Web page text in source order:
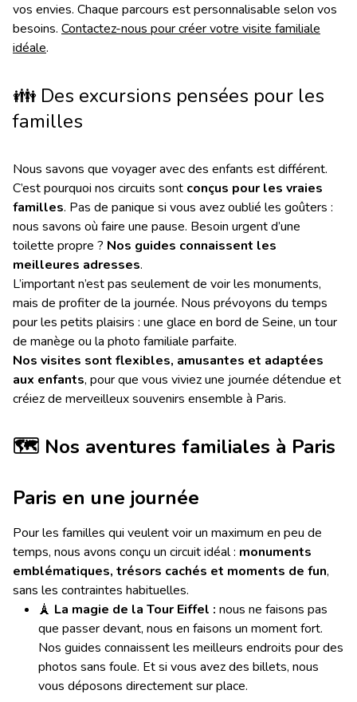
vos envies. Chaque parcours est personnalisable selon vos
besoins. Contactez-nous pour créer votre visite familiale
idéale.
👪Des excursions pensées pour les
familles
Nous savons que voyager avec des enfants est différent.
C’est pourquoi nos circuits sont conçus pour les vraies
familles. Pas de panique si vous avez oublié les goûters :
nous savons où faire une pause. Besoin urgent d’une
toilette propre ? Nos guides connaissent les
meilleures adresses.
L’important n’est pas seulement de voir les monuments,
mais de profiter de la journée. Nous prévoyons du temps
pour les petits plaisirs : une glace en bord de Seine, un tour
de manège ou la photo familiale parfaite.
Nos visites sont flexibles, amusantes et adaptées
aux enfants, pour que vous viviez une journée détendue et
créiez de merveilleux souvenirs ensemble à Paris.
🗺 Nos aventures familiales à Paris
Paris en une journée
Pour les familles qui veulent voir un maximum en peu de
temps, nous avons conçu un circuit idéal : monuments
emblématiques, trésors cachés et moments de fun,
sans les contraintes habituelles.
🗼 La magie de la Tour Eiffel : nous ne faisons pas
que passer devant, nous en faisons un moment fort.
Nos guides connaissent les meilleurs endroits pour des
photos sans foule. Et si vous avez des billets, nous
vous déposons directement sur place.